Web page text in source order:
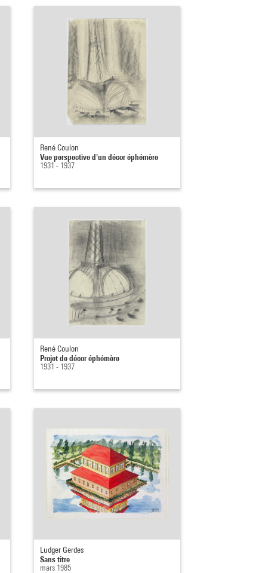
René Coulon
Vue perspective d'un décor éphémère
1931 - 1937
René Coulon
Projet de décor éphémère
1931 - 1937
Ludger Gerdes
Sans titre
mars 1985